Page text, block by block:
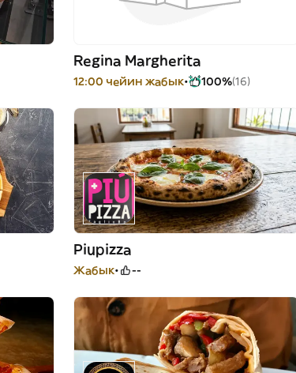
Regina Margherita
12:00 чейин жабык 100%(16)
Piupizza
Жабык --